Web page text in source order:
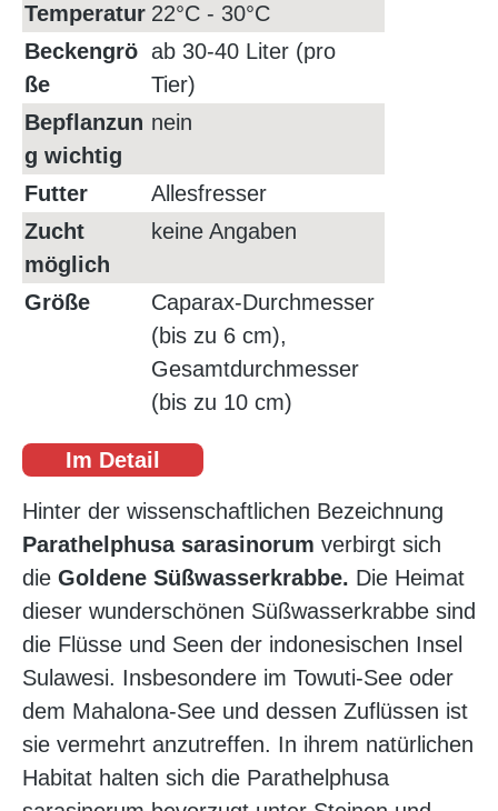
Temperatur 22°C - 30°C
Beckengrö
ße
ab 30-40 Liter (pro
Tier)
Bepflanzun
g wichtig
nein
Futter
Allesfresser
Zucht
möglich
keine Angaben
Größe
Caparax-Durchmesser
(bis zu 6 cm),
Gesamtdurchmesser
(bis zu 10 cm)
Im Detail
Hinter der wissenschaftlichen Bezeichnung
Parathelphusa sarasinorum verbirgt sich
die Goldene Süßwasserkrabbe. Die Heimat
dieser wunderschönen Süßwasserkrabbe sind
die Flüsse und Seen der indonesischen Insel
Sulawesi. Insbesondere im Towuti-See oder
dem Mahalona-See und dessen Zuflüssen ist
sie vermehrt anzutreffen. In ihrem natürlichen
Habitat halten sich die Parathelphusa